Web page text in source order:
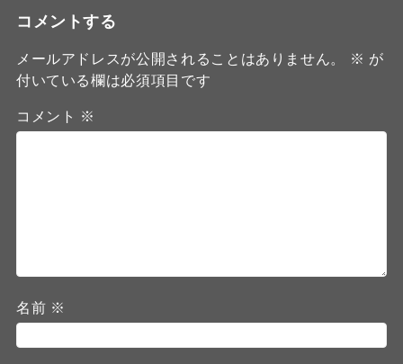
コメントする
メールアドレスが公開されることはありません。 ※ が
付いている欄は必須項目です
コメント ※
名前 ※